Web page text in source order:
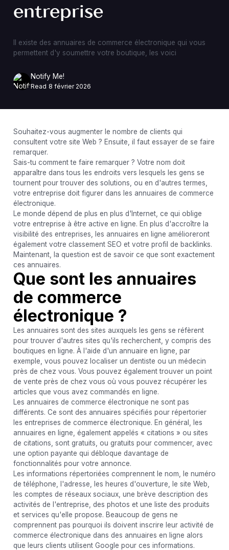
entreprise
Il existe des annuaires de commerce électronique qui vous
permettent d'y soumettre votre boutique, les voici
Notify Me!
Read 8 février 2026
Souhaitez-vous augmenter le nombre de clients qui
consultent votre site Web ? Ensuite, il faut essayer de se faire
remarquer.
Sais-tu comment te faire remarquer ? Votre nom doit
apparaître dans tous les endroits vers lesquels les gens se
tournent pour trouver des solutions, ou en d'autres termes,
votre entreprise doit figurer dans les annuaires de commerce
électronique.
Le monde dépend de plus en plus d'Internet, ce qui oblige
votre entreprise à être active en ligne. En plus d'accroître la
visibilité des entreprises, les annuaires en ligne amélioreront
également votre classement SEO et votre profil de backlinks.
Maintenant, la question est de savoir ce que sont exactement
ces annuaires.
Que sont les annuaires
de commerce
électronique ?
Les annuaires sont des sites auxquels les gens se réfèrent
pour trouver d'autres sites qu'ils recherchent, y compris des
boutiques en ligne. À l'aide d'un annuaire en ligne, par
exemple, vous pouvez localiser un dentiste ou un médecin
près de chez vous. Vous pouvez également trouver un point
de vente près de chez vous où vous pouvez récupérer les
articles que vous avez commandés en ligne.
Les annuaires de commerce électronique ne sont pas
différents. Ce sont des annuaires spécifiés pour répertorier
les entreprises de commerce électronique. En général, les
annuaires en ligne, également appelés « citations » ou sites
de citations, sont gratuits, ou gratuits pour commencer, avec
une option payante qui débloque davantage de
fonctionnalités pour votre annonce.
Les informations répertoriées comprennent le nom, le numéro
de téléphone, l'adresse, les heures d'ouverture, le site Web,
les comptes de réseaux sociaux, une brève description des
activités de l'entreprise, des photos et une liste des produits
et services qu'elle propose. Beaucoup de gens ne
comprennent pas pourquoi ils doivent inscrire leur activité de
commerce électronique dans des annuaires en ligne alors
que leurs clients utilisent Google pour ces informations.